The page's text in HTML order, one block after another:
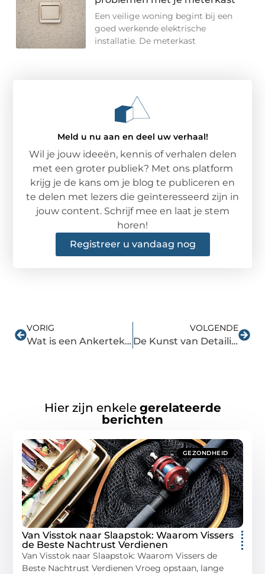
Een veilige woning begint bij een
goed werkende elektrische
installatie. De meterkast
Meld u nu aan en deel uw verhaal!
Wil je jouw ideeën, kennis of verhalen delen
met een groter publiek? Met ons platform
krijg je de kans om je blog te publiceren en
te delen met lezers die geïnteresseerd zijn in
jouw content. Schrijf mee en laat je stem
horen!
Registreer u vandaag nog
VORIG
Wat is een Ankertekst en hoe werkt het precies?
VOLGENDE
De Kunst van Detailing bij Bas Car Wash Team
Hier zijn enkele gerelateerde
berichten
GEZONDHEID
Van Visstok naar Slaapstok: Waarom Vissers
de Beste Nachtrust Verdienen
Van Visstok naar Slaapstok: Waarom Vissers de
Beste Nachtrust Verdienen Vroeg opstaan, lange